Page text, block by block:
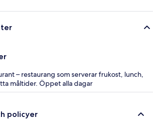
– restaurang som serverar frukost, lunch,
måltider. Öppet alla dagar
policyer